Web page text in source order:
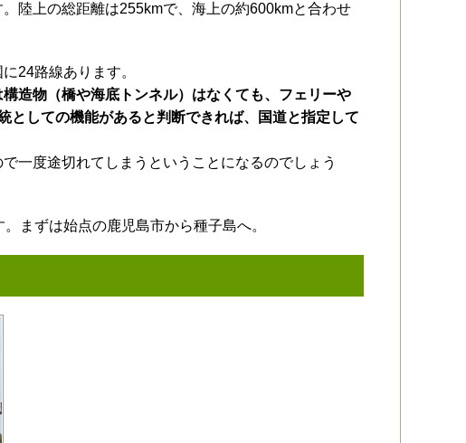
陸上の総距離は255kmで、海上の約600kmと合わせ
24路線あります。
構造物（橋や海底トンネル）はなくても、フェリーや
としての機能があると判断できれば、国道と指定して
一度途切れてしまうということになるのでしょう
まずは始点の鹿児島市から種子島へ。